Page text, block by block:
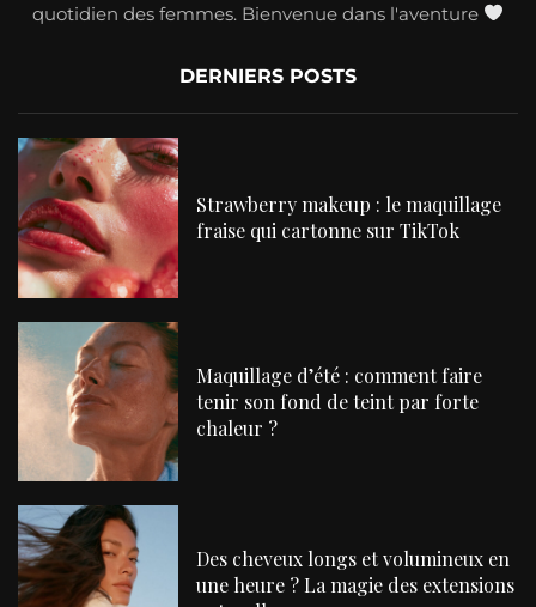
quotidien des femmes. Bienvenue dans l'aventure
DERNIERS POSTS
Strawberry makeup : le maquillage
fraise qui cartonne sur TikTok
Maquillage d’été : comment faire
tenir son fond de teint par forte
chaleur ?
Des cheveux longs et volumineux en
une heure ? La magie des extensions